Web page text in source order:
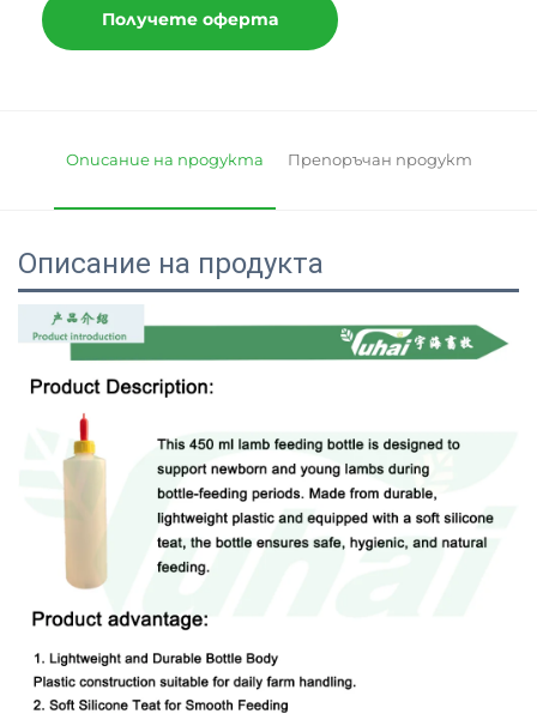
Получете оферта
Описание на продукта Препоръчан продукт
Описание на продукта